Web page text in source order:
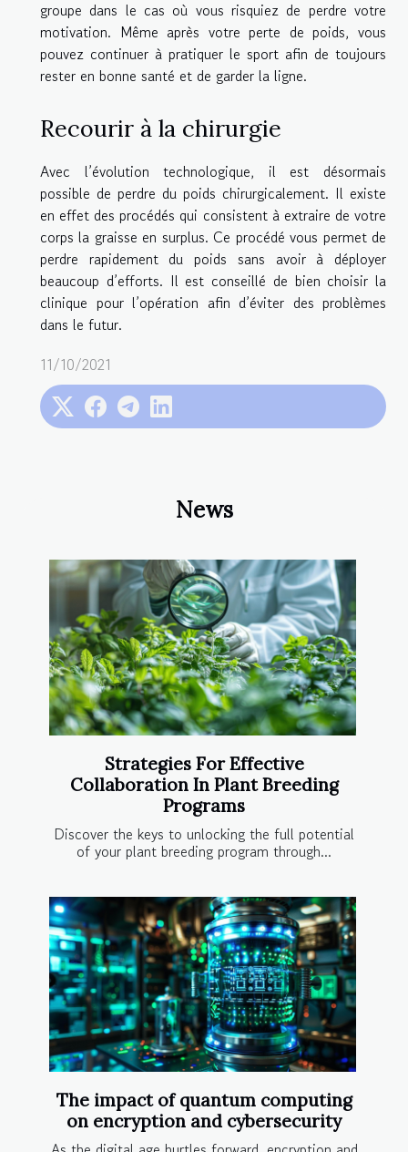
News
Strategies For Effective
Collaboration In Plant Breeding
Programs
Discover the keys to unlocking the full potential
of your plant breeding program through...
The impact of quantum computing
on encryption and cybersecurity
groupe dans le cas où vous risquiez de perdre votre
motivation. Même après votre perte de poids, vous
pouvez continuer à pratiquer le sport afin de toujours
rester en bonne santé et de garder la ligne.
Recourir à la chirurgie
Avec l’évolution technologique, il est désormais
possible de perdre du poids chirurgicalement. Il existe
en effet des procédés qui consistent à extraire de votre
corps la graisse en surplus. Ce procédé vous permet de
perdre rapidement du poids sans avoir à déployer
beaucoup d’efforts. Il est conseillé de bien choisir la
clinique pour l’opération afin d’éviter des problèmes
dans le futur.
11/10/2021